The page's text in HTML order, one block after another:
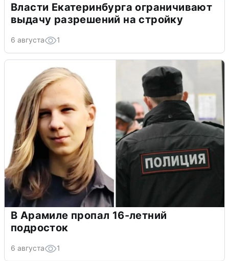
Власти Екатеринбурга ограничивают
выдачу разрешений на стройку
6 августа 1
В Арамиле пропал 16-летний
подросток
6 августа 1